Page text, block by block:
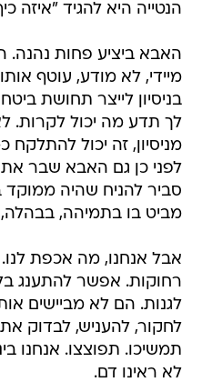
הנטייה היא להגיד "איזה
האבא ביציע פחות נהנה.
מיידי, לא מודע, עוטף
בניסיון לייצר תחושת
לך תדע מה יכול לקרות.
מניסיון, זה יכול
לפני כן גם האבא שבר את
סביר להניח שהיה ממוקד
מביט בו בתמיהה,
אבל אנחנו, מה אכפת
רחוקות. אפשר להתענג
לגנות. הם לא מביישים
לחקור, להעניש, לבדוק
תמשיכו. תפוצצו. אנחנו
לא ראינו דם.